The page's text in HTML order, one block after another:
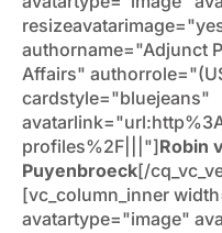
authorname="Adjunct
Affairs"
cardstyle="bluejeans"
profiles%2F|||"]Robin
Puyenbroeck[/
[vc_column_inner
avatartype="image"